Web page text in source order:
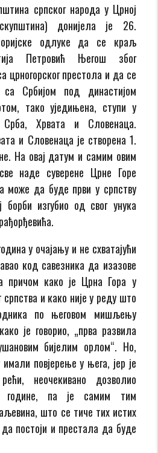
српског народа у Црној
донијела је 26.
одлуке да се краљ
Петровић Његош због
црногорског престола и да се
Србијом под династијом
тако уједињена, ступи у
Срба, Хрвата и Словенаца.
и Словенаца је створена 1.
На овај датум и самим овим
наде суверене Црне Горе
може да буде први у српству
борби изгубио од свог унука
у очајању и не схватајући
код савезника да изазове
причом како је Црна Гора у
и како није у реду што
по његовом мишљењу
је говорио, „прва развила
бијелим орлом“. Но,
повјерење у њега, јер је
неочекивано дозволио
године, па је самим тим
што се тиче тих истих
постоји и престала да буде